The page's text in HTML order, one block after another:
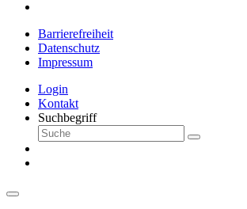
Barrierefreiheit
Datenschutz
Impressum
Login
Kontakt
Suchbegriff